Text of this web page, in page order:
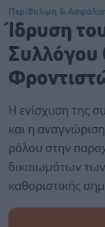
Περίθαλψη &
Ίδρυση
Συλλόγου
Η ενίσχυση της
και η
ρόλου στην
δικαιωμάτων
καθοριστικής